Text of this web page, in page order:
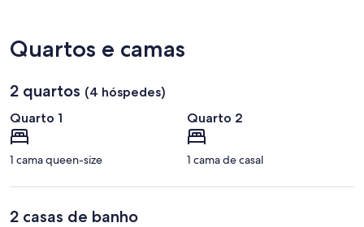
Carneiro)
Quartos e camas
2 quartos (4 hóspedes)
Quarto 1
1 cama queen-size
Quarto 2
1 cama de casal
2 casas de banho